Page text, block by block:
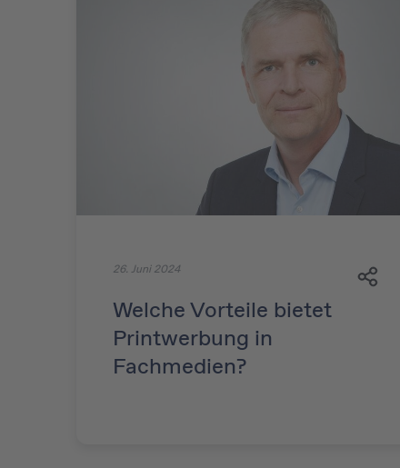
26. Juni 2024
Welche Vorteile bietet
Printwerbung in
Fachmedien?